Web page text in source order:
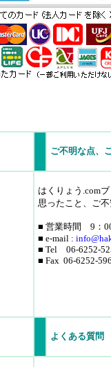
ご不明な点、
はくりょう.com
思ったこと、ご
■ 営業時間 9：
■ e-mail : info
■ Tel 06-6252-
■ Fax 06-6252-
よくある質問